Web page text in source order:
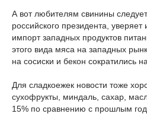
А вот любителям свинины
российского президента,
импорт западных продуктов
этого вида мяса на западных
на сосиски и бекон сократились
Для сладкоежек новости тоже
сухофрукты, миндаль, сахар,
15% по сравнению с прошлым